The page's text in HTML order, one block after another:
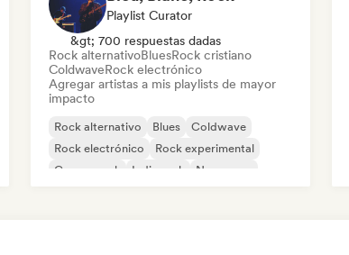
Playlist Curator
&gt; 700 respuestas dadas
Rock alternativoBluesRock cristiano
ColdwaveRock electrónico
Agregar artistas a mis playlists de mayor
impacto
Rock alternativo Blues
Coldwave
Rock electrónico
Rock experimental
Garage rock
Indie rock New wave